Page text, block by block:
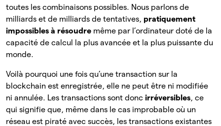
toutes les combinaisons possibles. Nous parlons de
milliards et de milliards de tentatives, pratiquement
impossibles à résoudre même par l’ordinateur doté de la
capacité de calcul la plus avancée et la plus puissante du
monde.
Voilà pourquoi une fois qu’une transaction sur la
blockchain est enregistrée, elle ne peut être ni modifiée
ni annulée. Les transactions sont donc irréversibles, ce
qui signifie que, même dans le cas improbable où un
réseau est piraté avec succès, les transactions existantes